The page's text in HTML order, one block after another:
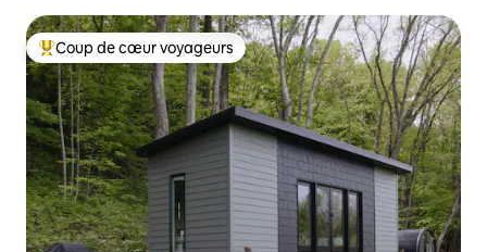
Coups de cœur voyageurs les plus appréciés
Coup de cœur voyageurs